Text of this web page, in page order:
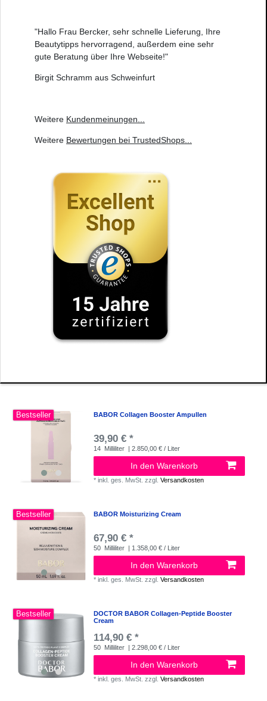
"Hallo Frau Bercker, sehr schnelle Lieferung, Ihre
Beautytipps hervorragend, außerdem eine sehr
gute Beratung über Ihre Webseite!"
Birgit Schramm aus Schweinfurt
Weitere Kundenmeinungen
Weitere Bewertungen bei TrustedShops
Bestseller BABOR Collagen Booster Ampullen
39,90 € *
14 Milliliter | 2.850,00 € / Liter
In den Warenkorb
*inkl. ges. MwSt. zzgl.Versandkosten
Bestseller BABOR Moisturizing Cream
67,90 € *
50 Milliliter | 1.358,00 € / Liter
In den Warenkorb
*inkl. ges. MwSt. zzgl.Versandkosten
Bestseller
DOCTOR BABOR Collagen-Peptide Booster
Cream
114,90 € *
50 Milliliter | 2.298,00 € / Liter
In den Warenkorb
*inkl. ges. MwSt. zzgl.Versandkosten